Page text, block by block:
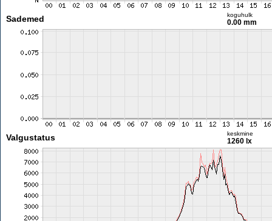
Sademed koguhulk
0.00 mm
Valgustatus keskmine
1260 lx